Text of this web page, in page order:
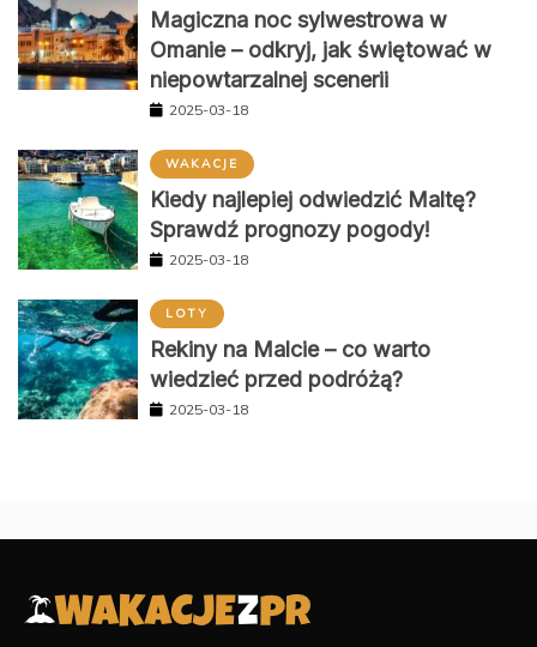
Magiczna noc sylwestrowa w
Omanie – odkryj, jak świętować w
niepowtarzalnej scenerii
2025-03-18
WAKACJE
Kiedy najlepiej odwiedzić Maltę?
Sprawdź prognozy pogody!
2025-03-18
LOTY
Rekiny na Malcie – co warto
wiedzieć przed podróżą?
2025-03-18